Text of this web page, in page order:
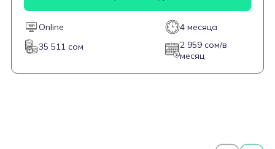
позволит закрепить полученные знания на практике.
Online
4 месяца
35 511 сом
2 959 сом/в
месяц